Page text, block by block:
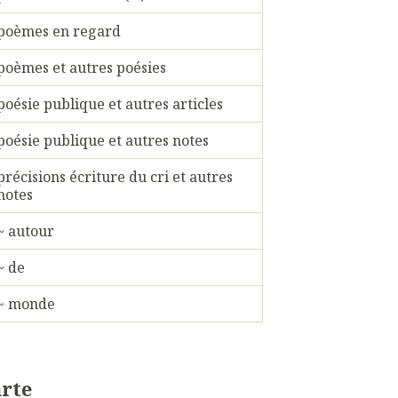
en regard
et autres poésies
publique et autres articles
publique et autres notes
écriture du cri et autres
autour
de
monde